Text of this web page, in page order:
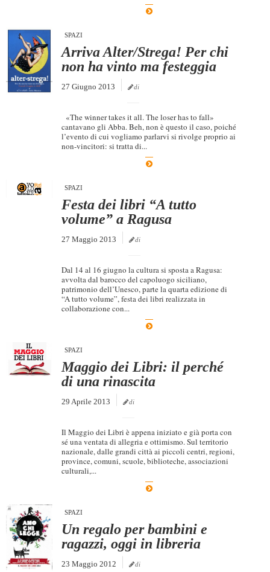
SPAZI
Arriva Alter/Strega! Per chi
non ha vinto ma festeggia
27 Giugno 2013 di
«The winner takes it all. The loser has to fall»
cantavano gli Abba. Beh, non è questo il caso, poiché
l’evento di cui vogliamo parlarvi si rivolge proprio ai
non-vincitori: si tratta di...
SPAZI
Festa dei libri “A tutto
volume” a Ragusa
27 Maggio 2013 di
Dal 14 al 16 giugno la cultura si sposta a Ragusa:
avvolta dal barocco del capoluogo siciliano,
patrimonio dell’Unesco, parte la quarta edizione di
“A tutto volume”, festa dei libri realizzata in
collaborazione con...
SPAZI
Maggio dei Libri: il perché
di una rinascita
29 Aprile 2013 di
Il Maggio dei Libri è appena iniziato e già porta con
sé una ventata di allegria e ottimismo. Sul territorio
nazionale, dalle grandi città ai piccoli centri, regioni,
province, comuni, scuole, biblioteche, associazioni
culturali,...
SPAZI
Un regalo per bambini e
ragazzi, oggi in libreria
23 Maggio 2012 di